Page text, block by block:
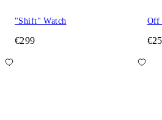
"Shift" Watch
€299
Off